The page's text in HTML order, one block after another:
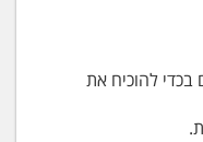
בכדי להוכיח את